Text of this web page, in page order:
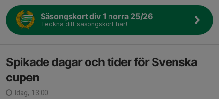
Säsongskort div 1 norra 25/26
Teckna ditt säsongskort här!
Spikade dagar och tider för Svenska
cupen
Idag, 13:00